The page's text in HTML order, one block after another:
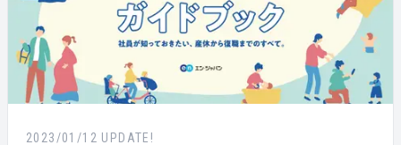
2023/01/12 UPDATE!